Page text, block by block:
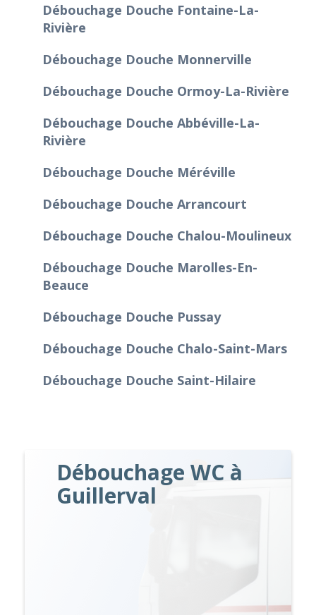
Débouchage Douche Fontaine-La-
Rivière
Débouchage Douche Monnerville
Débouchage Douche Ormoy-La-Rivière
Débouchage Douche Abbéville-La-
Rivière
Débouchage Douche Méréville
Débouchage Douche Arrancourt
Débouchage Douche Chalou-Moulineux
Débouchage Douche Marolles-En-
Beauce
Débouchage Douche Pussay
Débouchage Douche Chalo-Saint-Mars
Débouchage Douche Saint-Hilaire
Débouchage WC à
Guillerval